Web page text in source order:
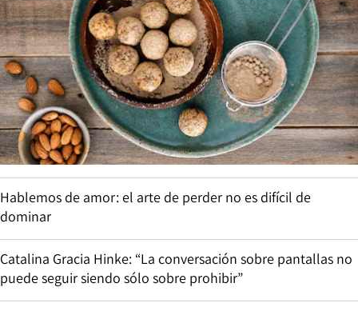
Hablemos de amor: el arte de perder no es difícil de
dominar
Catalina Gracia Hinke: “La conversación sobre pantallas no
puede seguir siendo sólo sobre prohibir”